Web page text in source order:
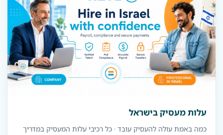
עלות מעסיק בישראל
כמה באמת עולה להעסיק עובד · כל רכיבי עלות המעסיק במדריך